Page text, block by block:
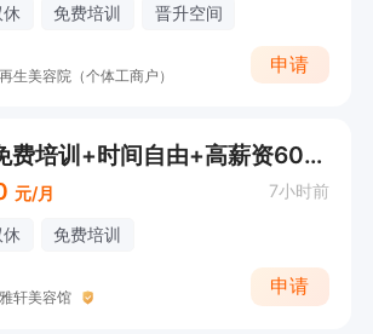
休 免费培训 晋升空间
生美容院（个体工商户）
申请
美容学徒【免费培训+时间自由+高薪资6000+】
元/月 7小时前
休 免费培训
轩美容馆
申请